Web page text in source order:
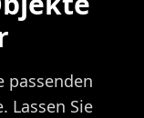
passenden
Lassen Sie